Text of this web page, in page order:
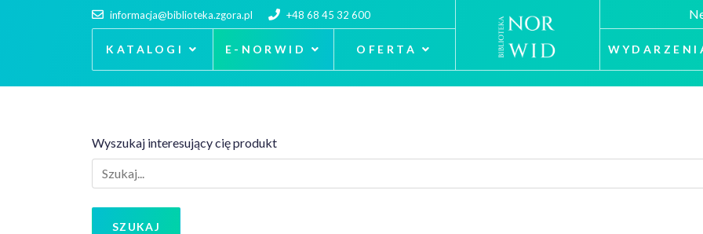
informacja@biblioteka.zgora.pl +48 68 45 32 600
KATALOGI E-NORWID OFERTA
Wyszukaj interesujący cię produkt
SZUKAJ